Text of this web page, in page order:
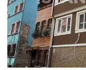
Möblierte
Fatih Balat
Das Gebäude befindet sich
Annehmlichkeiten in Fatih,
steht möbliert zum Verkauf.